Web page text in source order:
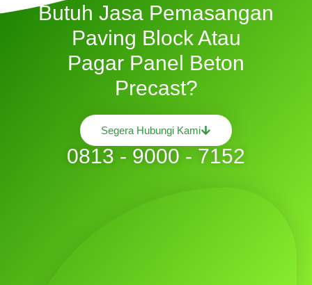
Butuh Jasa Pemasangan
Paving Block Atau
Pagar Panel Beton
Precast?
Segera Hubungi Kami
0813 - 9000 - 7152